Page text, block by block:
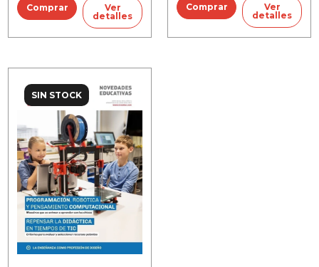
Ver
detalles
Ver
detalles
SIN STOCK